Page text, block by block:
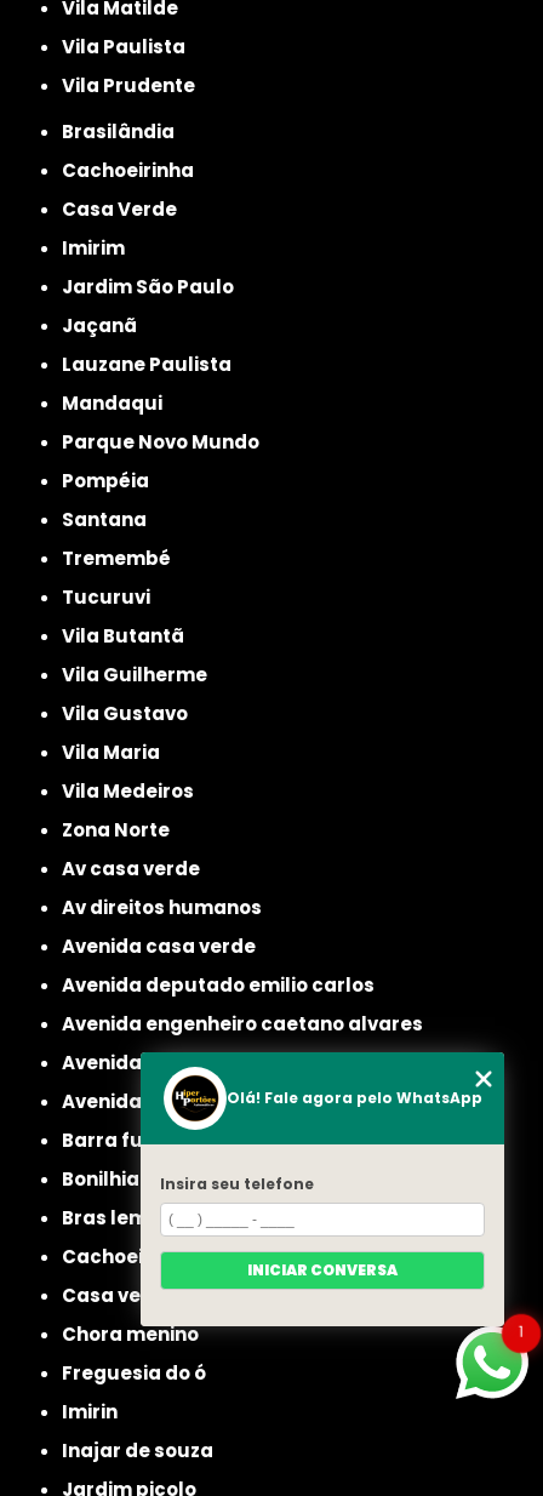
Vila Matilde
Vila Paulista
Vila Prudente
Brasilândia
Cachoeirinha
Casa Verde
Imirim
Jardim São Paulo
Jaçanã
Lauzane Paulista
Mandaqui
Parque Novo Mundo
Pompéia
Santana
Tremembé
Tucuruvi
Vila Butantã
Vila Guilherme
Vila Gustavo
Vila Maria
Vila Medeiros
Zona Norte
av casa verde
av direitos humanos
avenida casa verde
avenida deputado emilio carlos
avenida engenheiro caetano alvares
avenida imirin
avenida inajar de souza
barra funda
bonilhia
bras leme
cachoeirinha
casa verde
chora menino
freguesia do ó
imirin
inajar de souza
jardim picolo
1
Olá! Fale agora pelo WhatsApp
Insira seu telefone
INICIAR CONVERSA